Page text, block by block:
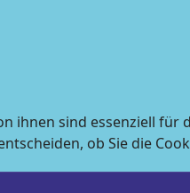
ihnen sind essenziell
ob Sie die